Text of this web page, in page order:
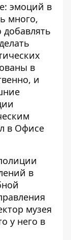
эмоций в
много,
добавлять
в
и
в Офисе
в
музея
у него в